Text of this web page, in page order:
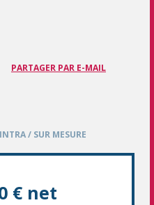
PARTAGER PAR E-MAIL
INTRA / SUR MESURE
€ net